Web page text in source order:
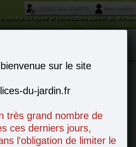
sur le site
du-jardin.fr
très grand nombre de
ces derniers jours,
l'obligation de limiter le
CREER UN COMPTE
Mon compte
service livraison et réservation autour de
articles en ligne - à venir